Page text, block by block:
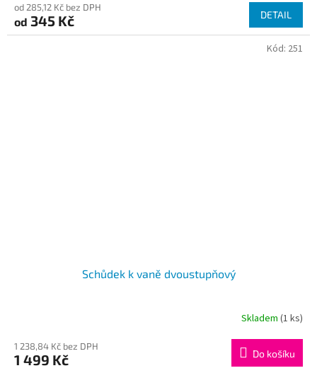
od 285,12 Kč bez DPH
od 345 Kč DETAIL
Schůdek k vaně dvoustupňový
Skladem (1 ks)
1 238,84 Kč bez DPH
1 499 Kč Do košíku
Kód: 251